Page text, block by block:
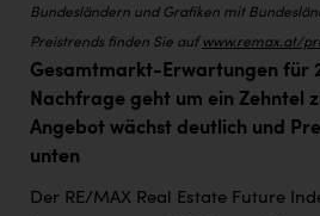
Jesolo
Jane Goodall Institute Austria
Kärcher
Karin Liedl
Bundesländern und Grafiken mit
Preistrends finden Sie auf www.remax.at/
Gesamtmarkt-Erwartungen für
Nachfrage geht um ein Zehntel
Angebot wächst deutlich und
unten
Der RE/MAX Real Estate Future